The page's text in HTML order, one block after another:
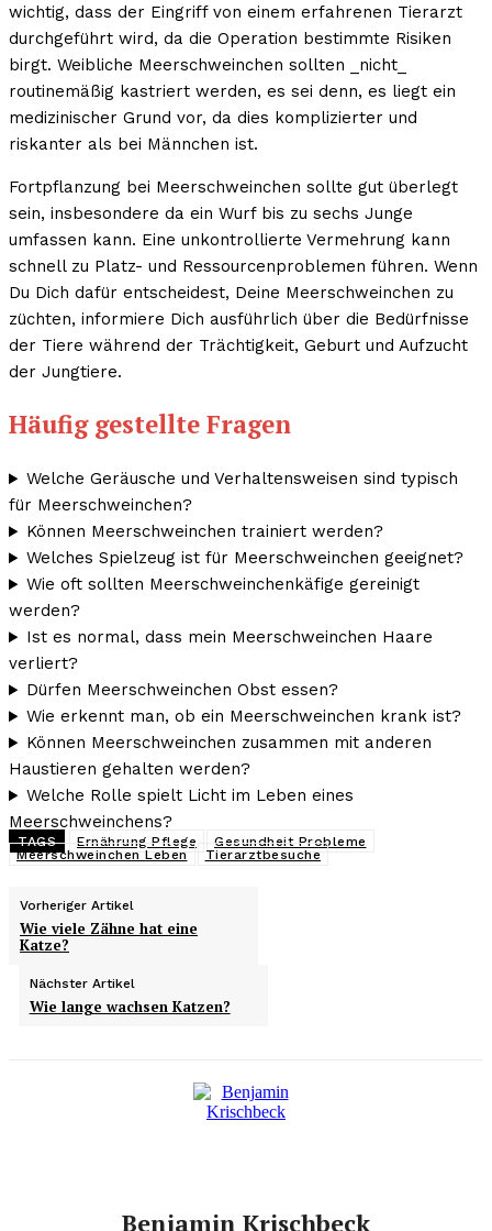
wichtig, dass der Eingriff von einem erfahrenen Tierarzt
durchgeführt wird, da die Operation bestimmte Risiken
birgt. Weibliche Meerschweinchen sollten _nicht_
routinemäßig kastriert werden, es sei denn, es liegt ein
medizinischer Grund vor, da dies komplizierter und
riskanter als bei Männchen ist.
Fortpflanzung bei Meerschweinchen sollte gut überlegt
sein, insbesondere da ein Wurf bis zu sechs Junge
umfassen kann. Eine unkontrollierte Vermehrung kann
schnell zu Platz- und Ressourcenproblemen führen. Wenn
Du Dich dafür entscheidest, Deine Meerschweinchen zu
züchten, informiere Dich ausführlich über die Bedürfnisse
der Tiere während der Trächtigkeit, Geburt und Aufzucht
der Jungtiere.
Häufig gestellte Fragen
Welche Geräusche und Verhaltensweisen sind typisch
für Meerschweinchen?
Können Meerschweinchen trainiert werden?
Welches Spielzeug ist für Meerschweinchen geeignet?
Wie oft sollten Meerschweinchenkäfige gereinigt
werden?
Ist es normal, dass mein Meerschweinchen Haare
verliert?
Dürfen Meerschweinchen Obst essen?
Wie erkennt man, ob ein Meerschweinchen krank ist?
Können Meerschweinchen zusammen mit anderen
Haustieren gehalten werden?
Welche Rolle spielt Licht im Leben eines
Meerschweinchens?
TAGS Ernährung Pflege
Gesundheit Probleme
Meerschweinchen Leben
Tierarztbesuche
Vorheriger Artikel
Wie viele Zähne hat eine
Katze?
Nächster Artikel
Wie lange wachsen Katzen?
Benjamin Krischbeck